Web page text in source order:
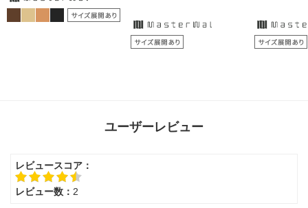
ユーザーレビュー
レビュースコア：
レビュー数： 2